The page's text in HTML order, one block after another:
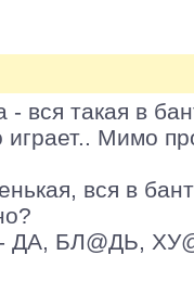
вся такая в
Мимо
вся в
- ДА, БЛ@ДЬ,